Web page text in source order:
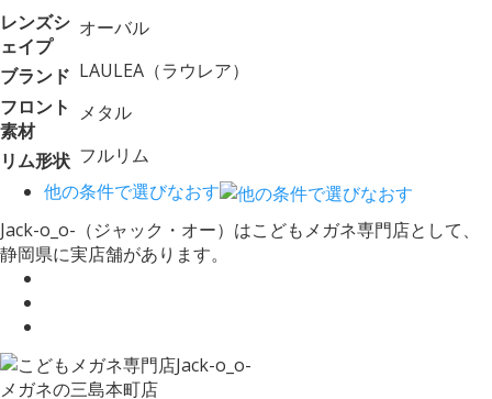
レンズシ
ェイプ
オーバル
ブランド LAULEA（ラウレア）
フロント
素材
メタル
リム形状 フルリム
他の条件で選びなおす
Jack-o_o-（ジャック・オー）はこどもメガネ専門店として、
静岡県に実店舗があります。
メガネの三島本町店